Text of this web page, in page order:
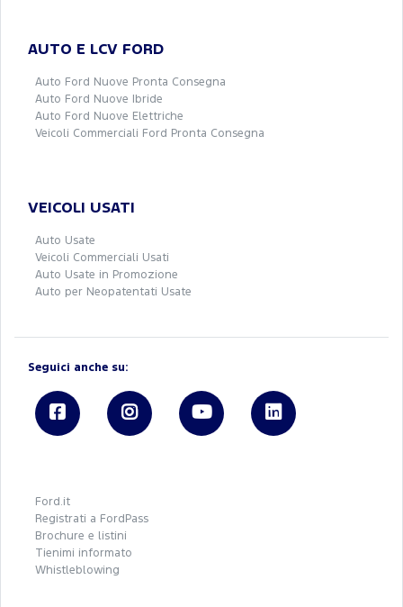
AUTO E LCV FORD
Auto Ford Nuove Pronta Consegna
Auto Ford Nuove Ibride
Auto Ford Nuove Elettriche
Veicoli Commerciali Ford Pronta Consegna
VEICOLI USATI
Auto Usate
Veicoli Commerciali Usati
Auto Usate in Promozione
Auto per Neopatentati Usate
Seguici anche su:
Ford.it
Registrati a FordPass
Brochure e listini
Tienimi informato
Whistleblowing